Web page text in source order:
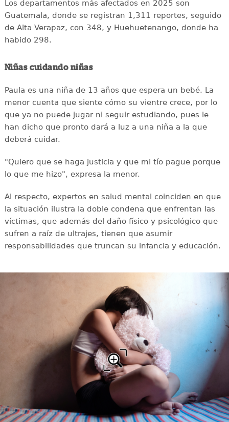
Los departamentos más afectados en 2025 son
Guatemala, donde se registran 1,311 reportes, seguido
de Alta Verapaz, con 348, y Huehuetenango, donde ha
habido 298.
Niñas cuidando niñas
Paula es una niña de 13 años que espera un bebé. La
menor cuenta que siente cómo su vientre crece, por lo
que ya no puede jugar ni seguir estudiando, pues le
han dicho que pronto dará a luz a una niña a la que
deberá cuidar.
"Quiero que se haga justicia y que mi tío pague porque
lo que me hizo", expresa la menor.
Al respecto, expertos en salud mental coinciden en que
la situación ilustra la doble condena que enfrentan las
víctimas, que además del daño físico y psicológico que
sufren a raíz de ultrajes, tienen que asumir
responsabilidades que truncan su infancia y educación.